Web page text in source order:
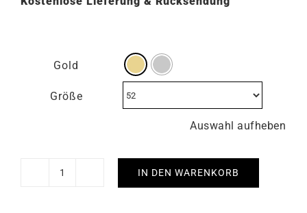
Gold
Größe
Auswahl aufheben
Taipei
IN DEN WARENKORB